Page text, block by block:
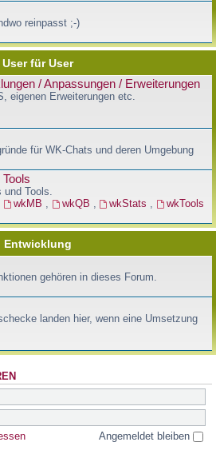
reinpasst ;-)
User für User
/ Anpassungen / Erweiterungen
eigenen Erweiterungen etc.
für WK-Chats und deren Umgebung
und Tools.
wkMB , wkQB , wkStats ,
wkTools
Entwicklung
gehören in dieses Forum.
landen hier, wenn eine Umsetzung
Angemeldet bleiben